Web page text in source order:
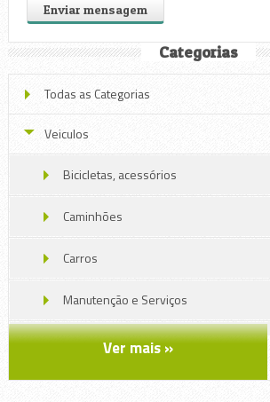
Categorias
Todas as Categorias
Veiculos
Bicicletas, acessórios
Caminhões
Carros
Manutenção e Serviços
Motos
Náutica
Ver mais »